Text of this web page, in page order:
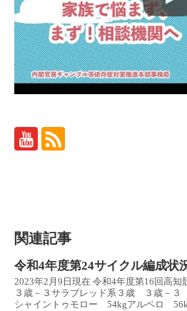
関連記事
令和4年度第24サイクル編成状
2023年2月9日現在 令和4年度第16回高
３歳－３サラブレッド系３歳 ３歳－
シャイントゥモロー 54kgアルベロ